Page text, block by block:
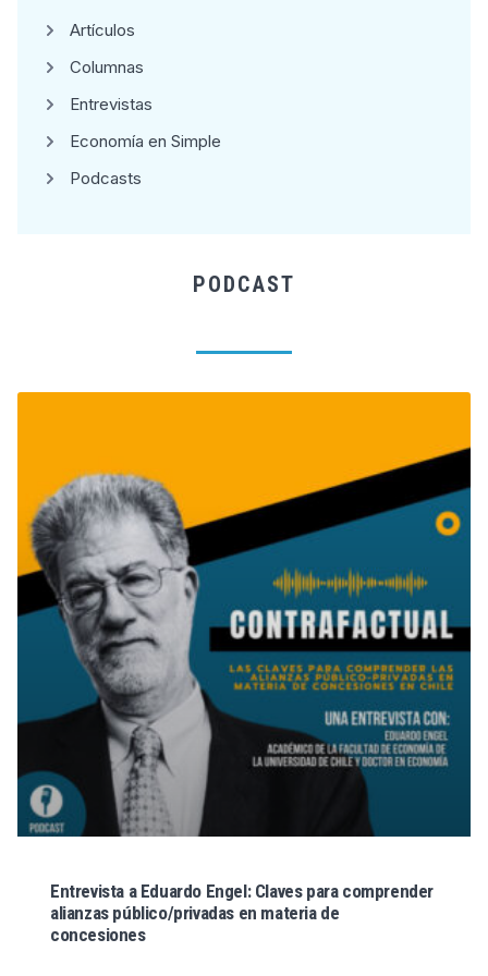
Artículos
Columnas
Entrevistas
Economía en Simple
Podcasts
PODCAST
Entrevista a Eduardo Engel: Claves para comprender
alianzas público/privadas en materia de
concesiones